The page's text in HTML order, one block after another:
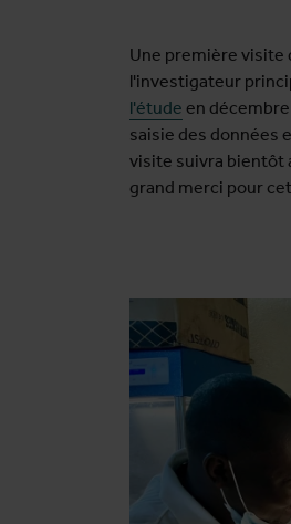
Une première visite
l'investigateur
l'étude en
saisie des données
visite suivra bientôt
grand merci pour